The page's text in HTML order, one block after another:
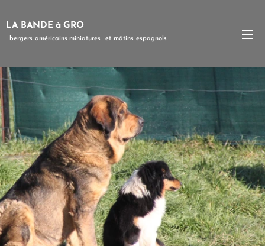
LA BANDE à GRO
bergers américains miniatures et mâtins espagnols